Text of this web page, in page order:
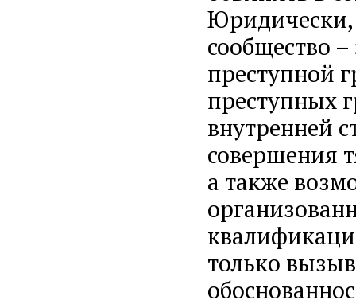
Юридически,
сообщество
преступной
преступных
внутренней
совершения
а также
только